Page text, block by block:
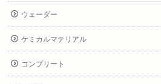
ウェーダー
ケミカルマテリアル
コンプリート